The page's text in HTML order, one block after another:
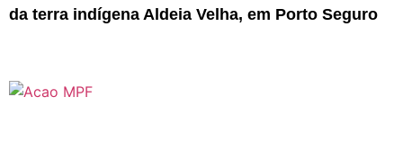
da terra indígena Aldeia Velha, em Porto Seguro